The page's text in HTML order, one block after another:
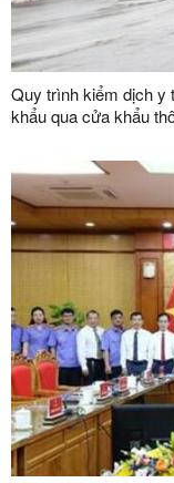
Quy trình kiểm dịch y
khẩu qua cửa khẩu
dụng vận chuyển
cửa khẩu quốc tế
Quốc)